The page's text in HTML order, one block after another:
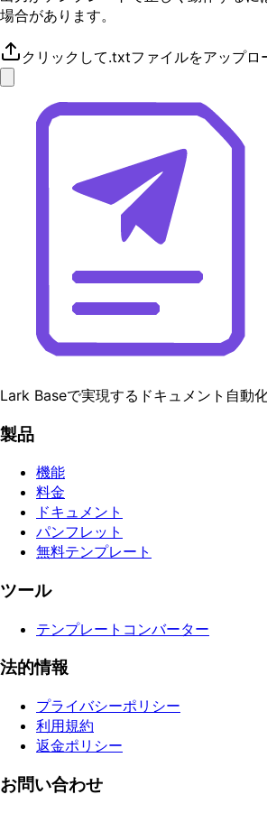
場合があります。
クリックして.txtファイルをアップロ
Lark Baseで実現するドキュメント自動
製品
機能
料金
ドキュメント
パンフレット
無料テンプレート
ツール
テンプレートコンバーター
法的情報
プライバシーポリシー
利用規約
返金ポリシー
お問い合わせ